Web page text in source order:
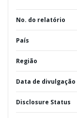
No. do relatório
País
Região
Data de divulgação
Disclosure Status